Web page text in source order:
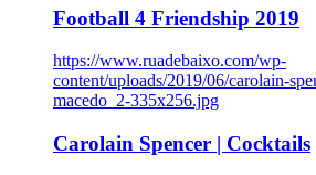
Football 4 Friendship 2019
https://www.ruadebaixo.com/wp-
content/uploads/2019/06/carolain-
macedo_2-335x256.jpg
Carolain Spencer | Cocktails